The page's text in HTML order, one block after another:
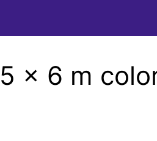
x 6 m